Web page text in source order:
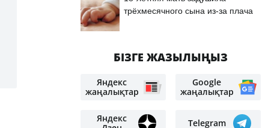
трёхмесячного сына из-за плача
БІЗГЕ ЖАЗЫЛЫҢЫЗ
Яндекс
жаңалықтар
Google
жаңалықтар
Яндекс
Telegram